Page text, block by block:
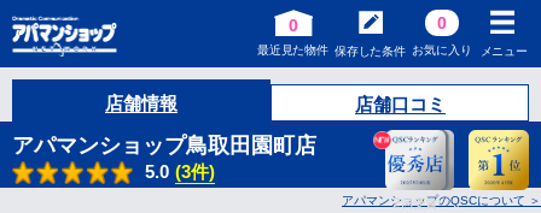
0
最近見た物件 保存した条件
0
お気に入り メニュー
店舗情報 店舗口コミ
アパマンショップ鳥取田園町店
5.0 (3件)
2回受賞!
アパマンショップのQSCについて